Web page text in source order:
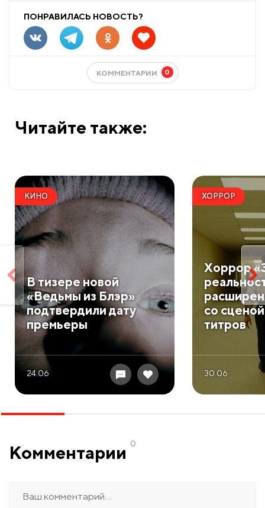
ПОНРАВИЛАСЬ НОВОСТЬ?
КОММЕНТАРИИ 0
Читайте также:
КИНО
В тизере новой
«Ведьмы из Блэр»
подтвердили дату
премьеры
24.06
ХОРРОР
Хоррор
со
титров
30.06
Комментарии 0